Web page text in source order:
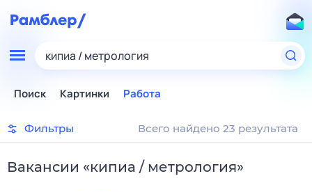
кипиа / метрология
Поиск Картинки Работа
Фильтры Всего найдено 23 результата
Вакансии «кипиа / метрология»